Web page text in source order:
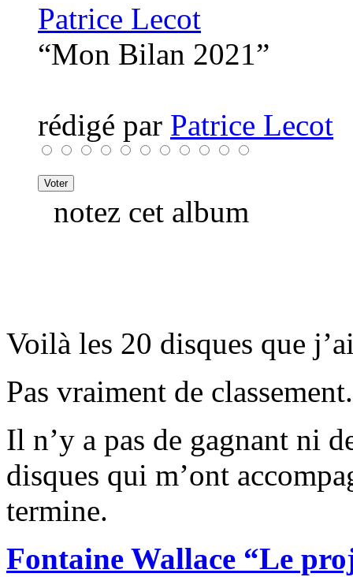
Patrice Lecot
“Mon Bilan 2021”
rédigé par Patrice Lecot
notez cet album
Voilà les 20 disques que
Pas vraiment de classement.
Il n’y a pas de gagnant ni
disques qui m’ont
termine.
Fontaine Wallace “Le